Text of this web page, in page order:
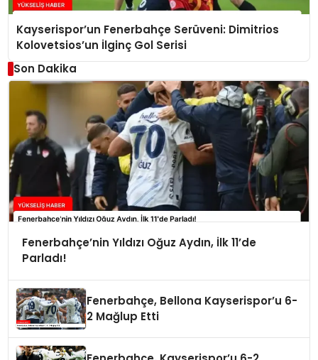
Kayserispor’un Fenerbahçe Serüveni: Dimitrios
Kolovetsios’un İlginç Gol Serisi
Son Dakika
Fenerbahçe’nin Yıldızı Oğuz Aydın, İlk 11’de
Parladı!
Fenerbahçe, Bellona Kayserispor’u 6-
2 Mağlup Etti